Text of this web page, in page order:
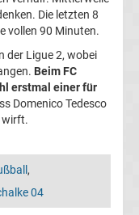
Die letzten 8
vollen 90 Minuten.
der Ligue 2, wobei
Beim FC
erstmal einer für
Domenico Tedesco
wirft.
,
04